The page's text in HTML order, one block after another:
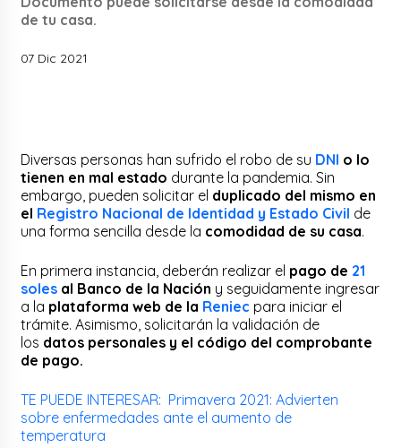
de tu casa.
07 Dic 2021
Diversas personas han sufrido el robo de su DNI o lo
tienen en mal estado durante la pandemia. Sin
embargo, pueden solicitar el duplicado del mismo en
el Registro Nacional de Identidad y Estado Civil de
una forma sencilla desde la comodidad de su casa.
En primera instancia, deberán realizar el pago de 21
soles al Banco de la Nación y seguidamente ingresar
a la plataforma web de la Reniec para iniciar el
trámite. Asimismo, solicitarán la validación de
los datos personales y el código del comprobante
de pago.
TE PUEDE INTERESAR: Primavera 2021: Advierten
sobre enfermedades ante el aumento de
temperatura